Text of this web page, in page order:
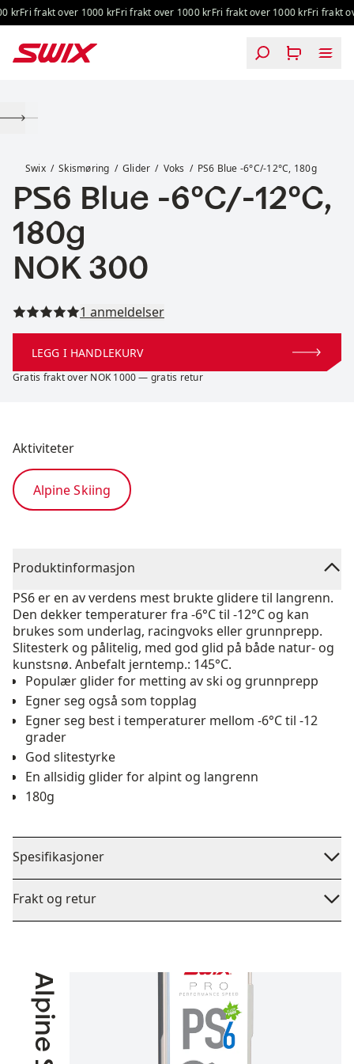
Hopp til innhold
krFri frakt over 1000 krFri frakt over 1000 krFri frakt over 1000 krFri frakt
Swix Skismøring Glider Voks PS6 Blue -6°C/-12°C, 180g
PS6 Blue -6°C/-12°C,
180g
Pris:
NOK 300
Les alle anmeldelser
1 anmeldelser
LEGG I HANDLEKURV
Gratis frakt over NOK 1000 — gratis retur
Aktiviteter
Alpine Skiing
Produktinformasjon
PS6 er en av verdens mest brukte glidere til langrenn.
Den dekker temperaturer fra -6°C til -12°C og kan
brukes som underlag, racingvoks eller grunnprepp.
Slitesterk og pålitelig, med god glid på både natur- og
kunstsnø. Anbefalt jerntemp.: 145°C.
Populær glider for metting av ski og grunnprepp
Egner seg også som topplag
Egner seg best i temperaturer mellom -6°C til -12
grader
God slitestyrke
En allsidig glider for alpint og langrenn
180g
Spesifikasjoner
Frakt og retur